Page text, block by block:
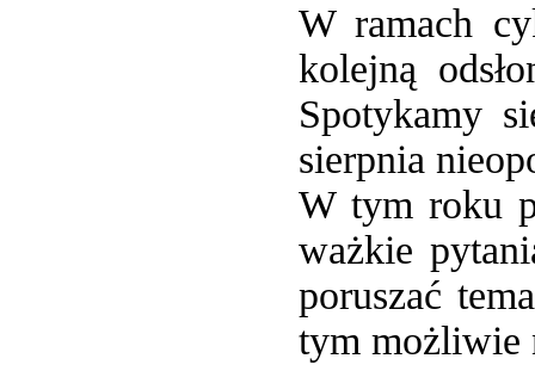
W ramach
kolejną
Spotykamy
sierpnia
W tym roku
ważkie
poruszać
tym możliwie